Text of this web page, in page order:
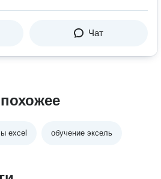
Чат
excel обучение эксель